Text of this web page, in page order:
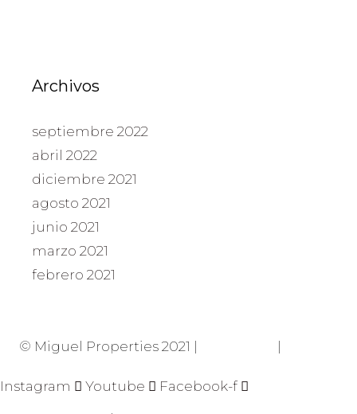
Archivos
septiembre 2022
abril 2022
diciembre 2021
agosto 2021
junio 2021
marzo 2021
febrero 2021
© Miguel Properties 2021 | |
Instagram Youtube Facebook-f